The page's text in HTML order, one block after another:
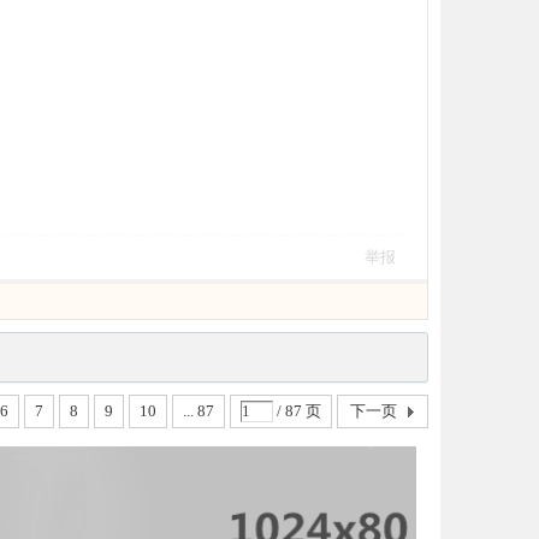
举报
6 7 8 9 10 ... 87 / 87 页 下一页